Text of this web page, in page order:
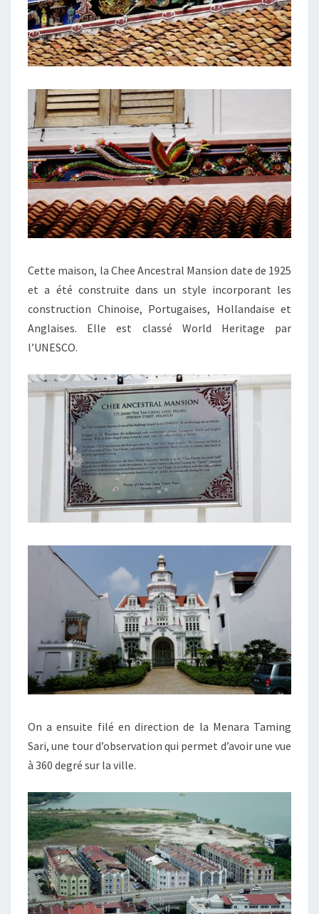
Cette maison, la Chee Ancestral Mansion date de 1925
et a été construite dans un style incorporant les
construction Chinoise, Portugaises, Hollandaise et
Anglaises. Elle est classé World Heritage par
l’UNESCO.
On a ensuite filé en direction de la Menara Taming
Sari, une tour d’observation qui permet d’avoir une vue
à 360 degré sur la ville.